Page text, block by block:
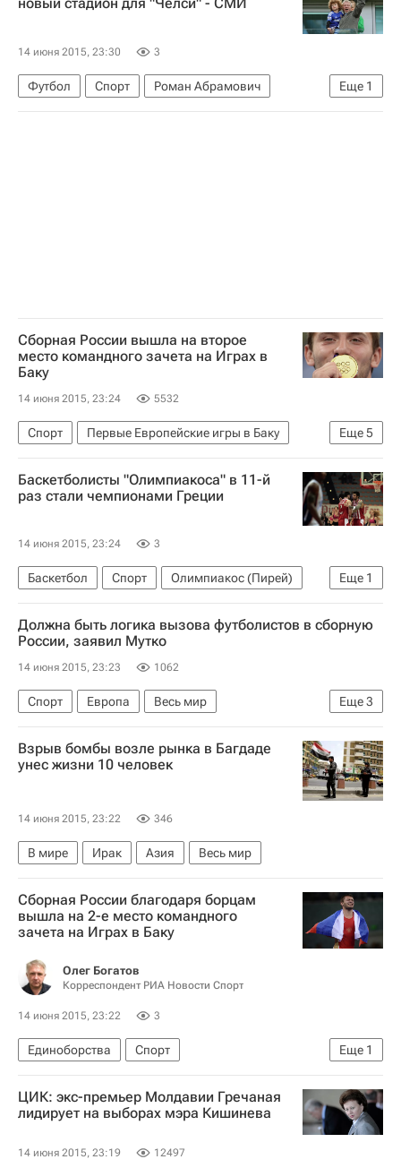
14 июня 2015, 23:30 3
Еще 1
Футбол Спорт
Роман Абрамович
Челси
Сборная России вышла на второе
место командного зачета на Играх в
Баку
14 июня 2015, 23:24 5532
Еще5
Спорт
Первые Европейские игры в Баку
Баку
Европа Азербайджан
Весь мир
Европейские игры 2015
Баскетболисты "Олимпиакоса" в 11-й
раз стали чемпионами Греции
14 июня 2015, 23:24 3
Еще 1
Баскетбол Спорт
Олимпиакос (Пирей)
Панатинаикос
Должна быть логика вызова футболистов в сборную
России, заявил Мутко
14 июня 2015, 23:23 1062
Еще3
Спорт Европа
Весь мир
Виталий Мутко
Сборная России по футболу
Россия
Взрыв бомбы возле рынка в Багдаде
унес жизни 10 человек
14 июня 2015, 23:22 346
В мире Ирак Азия Весь мир
Сборная России благодаря борцам
вышла на 2-е место командного
зачета на Играх в Баку
Олег Богатов
Корреспондент РИА Новости Спорт
14 июня 2015, 23:22 3
Еще 1
Единоборства
Спорт
Первые Европейские игры-2015, Баку, 12 - 28 июня
ЦИК: экс-премьер Молдавии Гречаная
лидирует на выборах мэра Кишинева
14 июня 2015, 23:19 12497